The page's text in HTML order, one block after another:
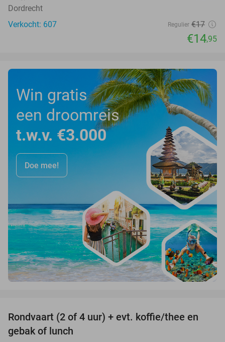
Dordrecht
Verkocht: 607
Regulier €17
€14,95
Win gratis
een droomreis
t.w.v. €3.000
Doe mee!
61%
Rondvaart (2 of 4 uur) + evt. koffie/thee en
gebak of lunch